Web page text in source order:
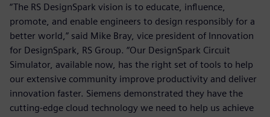
“The RS DesignSpark vision is to educate, influence,
promote, and enable engineers to design responsibly for a
better world,” said Mike Bray, vice president of Innovation
for DesignSpark, RS Group. “Our DesignSpark Circuit
Simulator, available now, has the right set of tools to help
our extensive community improve productivity and deliver
innovation faster. Siemens demonstrated they have the
cutting-edge cloud technology we need to help us achieve